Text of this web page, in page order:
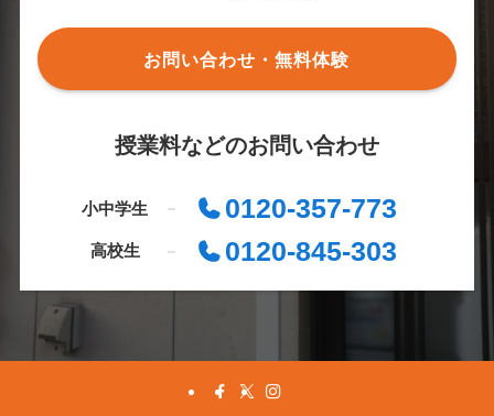
お問い合わせ・無料体験
授業料などのお問い合わせ
小中学生 0120-357-773
高校生 0120-845-303